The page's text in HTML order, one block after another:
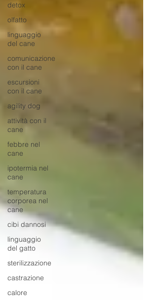
detox
olfatto
linguaggio
del cane
comunicazione
con il cane
escursioni
con il cane
agility dog
attività con il
cane
febbre nel
cane
ipotermia nel
cane
temperatura
corporea nel
cane
cibi dannosi
linguaggio
del gatto
sterilizzazione
castrazione
calore